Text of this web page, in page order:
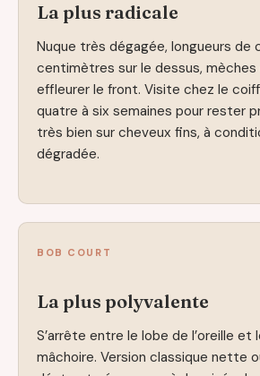
La plus radicale
Nuque très dégagée, longueurs de
centimètres sur le dessus, mèches
effleurer le front. Visite chez le
quatre à six semaines pour rester
très bien sur cheveux fins, à
dégradée.
BOB COURT
La plus polyvalente
S’arrête entre le lobe de l’oreille et
mâchoire. Version classique nette